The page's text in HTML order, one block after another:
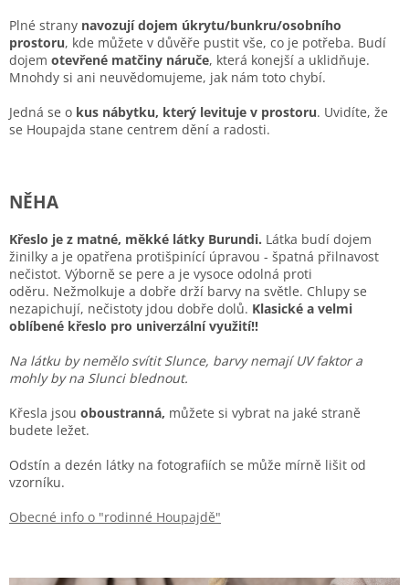
Plné strany navozují dojem úkrytu/bunkru/osobního
prostoru, kde můžete v důvěře pustit vše, co je potřeba. Budí
dojem otevřené matčiny náruče, která konejší a uklidňuje.
Mnohdy si ani neuvědomujeme, jak nám toto chybí.
Jedná se o kus nábytku, který levituje v prostoru. Uvidíte, že
se Houpajda stane centrem dění a radosti.
NĚHA
Křeslo je z matné, měkké látky Burundi. Látka budí dojem
žinilky a je opatřena protišpinící úpravou - špatná přilnavost
nečistot. Výborně se pere a je vysoce odolná proti
oděru. Nežmolkuje a dobře drží barvy na světle. Chlupy se
nezapichují, nečistoty jdou dobře dolů. Klasické a velmi
oblíbené křeslo pro univerzální využití!!
Na látku by nemělo svítit Slunce, barvy nemají UV faktor a
mohly by na Slunci blednout.
Křesla jsou oboustranná, můžete si vybrat na jaké straně
budete ležet.
Odstín a dezén látky na fotografiích se může mírně lišit od
vzorníku.
Obecné info o "rodinné Houpajdě"